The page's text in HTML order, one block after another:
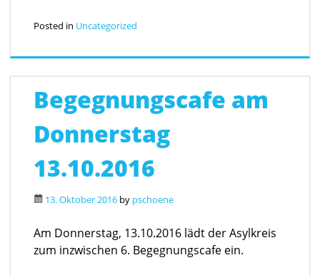
Posted in Uncategorized
Begegnungscafe am
Donnerstag
13.10.2016
13. Oktober 2016 by pschoene
Am Donnerstag, 13.10.2016 lädt der Asylkreis
zum inzwischen 6. Begegnungscafe ein.